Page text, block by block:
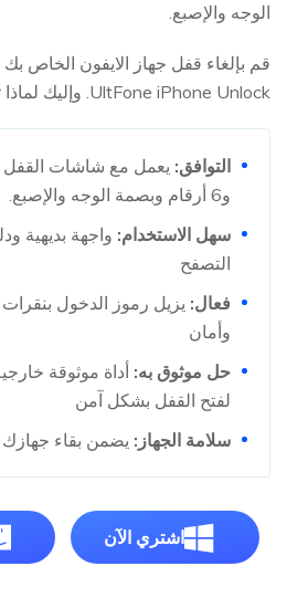
الوجه والإصبع.
قم بإلغاء قفل جهاز الايفون الخاص
UltFone iPhone Unlock. وإليك لماذا تبرز كالأفضل:
التوافق:
و6 أرقام وبصمة الوجه والإصبع.
سهل الاستخدام: واجهة بديهية
التصفح
فعال: يزيل رموز الدخول
وأمان
حل موثوق به: أداة موثوقة
لفتح القفل بشكل آمن
سلامة الجهاز: يضمن بقاء جهازك
اشتري الآن